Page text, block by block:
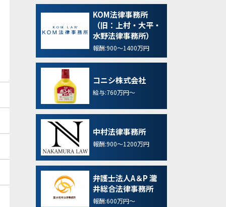
KOM法律事務所
（旧：上村・大平・
水野法律事務所）
報酬:900～1400万円
コニシ株式会社
給与:760万円～
中村法律事務所
報酬:900～1200万円
弁護士法人A＆P 瀧
井総合法律事務所
報酬:600万円～